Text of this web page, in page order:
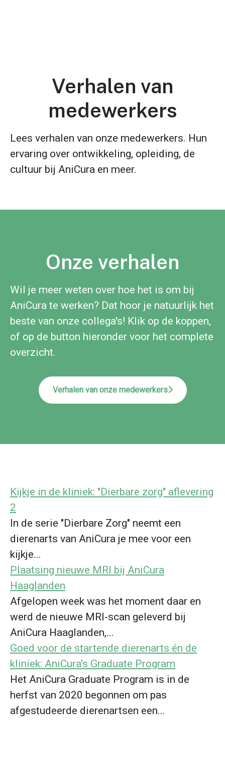
Verhalen van
medewerkers
Lees verhalen van onze medewerkers. Hun
ervaring over ontwikkeling, opleiding, de
cultuur bij AniCura en meer.
Onze verhalen
Wil je meer weten over hoe het is om bij
AniCura te werken? Dat hoor je natuurlijk het
beste van onze collega's! Klik op de koppen,
of op de button hieronder voor het complete
overzicht.
Verhalen van onze medewerkers
Kijkje in de kliniek: "Dierbare zorg" aflevering
2
In de serie "Dierbare Zorg" neemt een
dierenarts van AniCura je mee voor een
kijkje...
Plaatsing nieuwe MRI bij AniCura
Haaglanden
Afgelopen week was het moment daar en
werd de nieuwe MRI-scan geleverd bij
AniCura Haaglanden,...
Goed voor de startende dierenarts én de
kliniek: AniCura's Graduate Program
Het AniCura Graduate Program is in de
herfst van 2020 begonnen om pas
afgestudeerde dierenartsen een...